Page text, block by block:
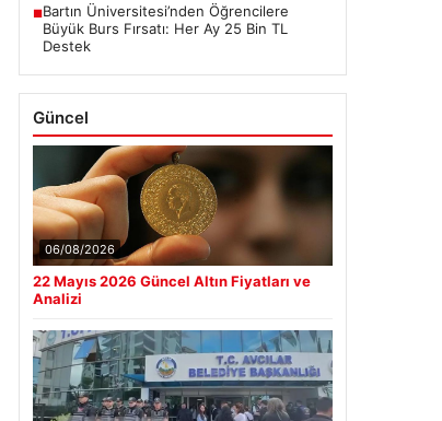
■Bartın Üniversitesi’nden Öğrencilere
Büyük Burs Fırsatı: Her Ay 25 Bin TL
Destek
Güncel
06/08/2026
22 Mayıs 2026 Güncel Altın Fiyatları ve
Analizi